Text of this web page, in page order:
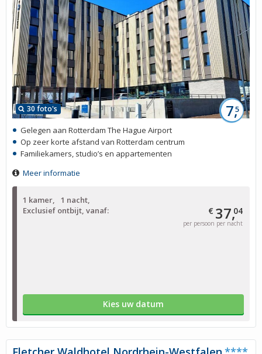
1 kamer
1 nacht
Exclusief ontbijt, vanaf:
€ 37,04
per persoon per nacht
Kies uw datum
30 foto's 7,5
Gelegen aan Rotterdam The Hague Airport
Op zeer korte afstand van Rotterdam centrum
Familiekamers, studio’s en appartementen
Meer informatie